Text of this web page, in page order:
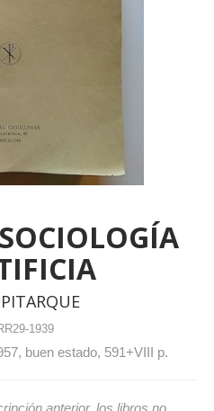
1939
buen estado, 591+VIII p.